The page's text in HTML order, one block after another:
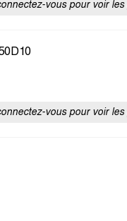
vous pour voir
vous pour voir